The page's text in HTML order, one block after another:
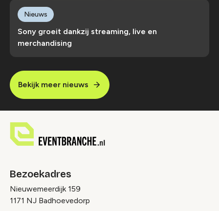
Sony groeit dankzij streaming, live en
merchandising
Nieuws
Bekijk meer nieuws
Bezoekadres
Nieuwemeerdijk 159
1171 NJ Badhoevedorp